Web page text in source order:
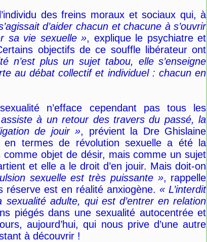
des freins moraux et sociaux qui, à
d’aider chacun et chacune à s’ouvrir
sa vie sexuelle », explique le psychiatre et
objectifs de ce souffle libérateur ont
n’est plus un sujet tabou, elle s’enseigne
au débat collectif et individuel : chacun en
n’efface cependant pas tous les
à un retour des travers du passé, la
de jouir », prévient la Dre Ghislaine
en termes de révolution sexuelle a été la
objet de désir, mais comme un sujet
et elle a le droit d’en jouir. Mais doit-on
sexuelle est très puissante », rappelle
réserve est en réalité anxiogène.« L’interdit
adulte, qui est d’entrer en relation
piégés dans une sexualité autocentrée et
aujourd’hui, qui nous prive d’une autre
à découvrir !